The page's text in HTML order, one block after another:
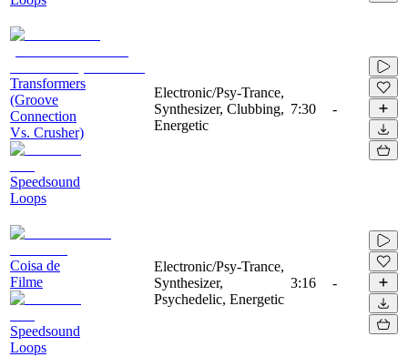
Transformers
(Groove
Connection
Vs. Crusher)
Speedsound
Loops
Electronic/Psy-Trance,
Synthesizer, Clubbing,
Energetic
7:30 -
Coisa de
Filme
Speedsound
Loops
Electronic/Psy-Trance,
Synthesizer,
Psychedelic, Energetic
3:16 -